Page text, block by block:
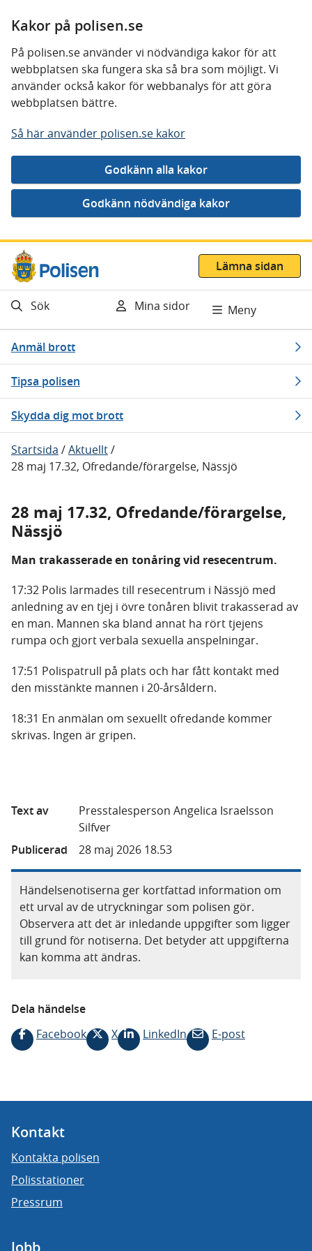
Kakor på polisen.se
På polisen.se använder vi nödvändiga kakor för att
webbplatsen ska fungera ska så bra som möjligt. Vi
använder också kakor för webbanalys för att göra
webbplatsen bättre.
Så här använder polisen.se kakor
Gå direkt till innehåll
Lämna sidan
Sök Mina sidor Meny
Anmäl brott
Tipsa polisen
Skydda dig mot brott
Startsida /Aktuellt/
28 maj 17.32, Ofredande/förargelse, Nässjö
28 maj 17.32, Ofredande/förargelse,
Nässjö
Man trakasserade en tonåring vid resecentrum.
17:32 Polis larmades till resecentrum i Nässjö med
anledning av en tjej i övre tonåren blivit trakasserad av
en man. Mannen ska bland annat ha rört tjejens
rumpa och gjort verbala sexuella anspelningar.
17:51 Polispatrull på plats och har fått kontakt med
den misstänkte mannen i 20-årsåldern.
18:31 En anmälan om sexuellt ofredande kommer
skrivas. Ingen är gripen.
Text av
Presstalesperson Angelica Israelsson
Silfver
Publicerad
28 maj 2026 18.53
Händelsenotiserna ger kortfattad information om
ett urval av de utryckningar som polisen gör.
Observera att det är inledande uppgifter som ligger
till grund för notiserna. Det betyder att uppgifterna
kan komma att ändras.
Dela händelse
Facebook
X LinkedIn E-post
Kontakt
Kontakta polisen
Polisstationer
Pressrum
Jobb